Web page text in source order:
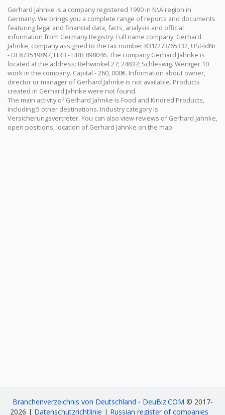
Gerhard Jahnke is a company registered 1990 in N\A region in
Germany. We brings you a complete range of reports and documents
featuring legal and financial data, facts, analysis and official
information from Germany Registry. Full name company: Gerhard
Jahnke, company assigned to the tax number 831/273/65332, USt-IdNr
- DE873519897, HRB - HRB 898046. The company Gerhard Jahnke is
located at the address: Rehwinkel 27; 24837; Schleswig. Weniger 10
work in the company. Capital - 260, 000€. Information about owner,
director or manager of Gerhard Jahnke is not available. Products
created in Gerhard Jahnke were not found.
The main activity of Gerhard Jahnke is Food and Kindred Products,
including 5 other destinations. Industry category is
Versicherungsvertreter. You can also view reviews of Gerhard Jahnke,
open positions, location of Gerhard Jahnke on the map.
Branchenverzeichnis von Deutschland - DeuBiz.COM © 2017-
2026 | Datenschutzrichtlinie | Russian register of companies